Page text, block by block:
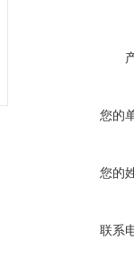
您的
您的
联系